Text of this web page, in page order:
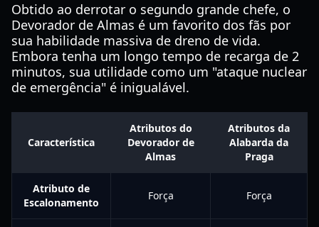
Obtido ao derrotar o segundo grande chefe, o
Devorador de Almas é um favorito dos fãs por
sua habilidade massiva de dreno de vida.
Embora tenha um longo tempo de recarga de 2
minutos, sua utilidade como um "ataque nuclear
de emergência" é inigualável.
Característica
Atributos do
Devorador de
Almas
Atributos da
Alabarda da
Praga
Atributo de
Escalonamento
Força Força